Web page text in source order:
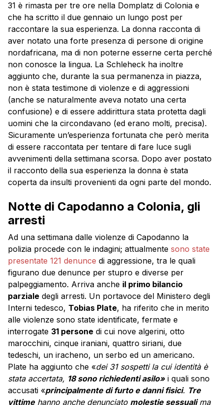
31 è rimasta per tre ore nella Domplatz di Colonia e
che ha scritto il due gennaio un lungo post per
raccontare la sua esperienza. La donna racconta di
aver notato una forte presenza di persone di origine
nordafricana, ma di non poterne esserne certa perché
non conosce la lingua. La Schleheck ha inoltre
aggiunto che, durante la sua permanenza in piazza,
non è stata testimone di violenze e di aggressioni
(anche se naturalmente aveva notato una certa
confusione) e di essere addirittura stata protetta dagli
uomini che la circondavano (ed erano molti, precisa).
Sicuramente un’esperienza fortunata che però merita
di essere raccontata per tentare di fare luce sugli
avvenimenti della settimana scorsa. Dopo aver postato
il racconto della sua esperienza la donna è stata
coperta da insulti provenienti da ogni parte del mondo.
Notte di Capodanno a Colonia, gli
arresti
Ad una settimana dalle violenze di Capodanno la
polizia procede con le indagini; attualmente sono state
presentate 121 denunce di aggressione, tra le quali
figurano due denunce per stupro e diverse per
palpeggiamento. Arriva anche il primo bilancio
parziale degli arresti. Un portavoce del Ministero degli
Interni tedesco, Tobias Plate, ha riferito che in merito
alle violenze sono state identificate, fermate e
interrogate 31 persone di cui nove algerini, otto
marocchini, cinque iraniani, quattro siriani, due
tedeschi, un iracheno, un serbo ed un americano.
Plate ha aggiunto che «dei 31 sospetti la cui identità è
stata accertata, 18 sono richiedenti asilo» i quali sono
accusati «principalmente di furto e danni fisici. Tre
vittimehanno anche denunciato molestie sessualima